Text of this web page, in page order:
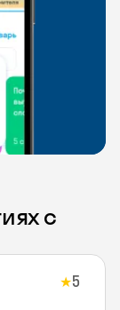
с
★5